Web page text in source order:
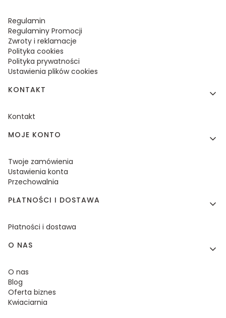
Regulamin
Regulaminy Promocji
Zwroty i reklamacje
Polityka cookies
Polityka prywatności
Ustawienia plików cookies
KONTAKT
Kontakt
MOJE KONTO
Twoje zamówienia
Ustawienia konta
Przechowalnia
PŁATNOŚCI I DOSTAWA
Płatności i dostawa
O NAS
O nas
Blog
Oferta biznes
Kwiaciarnia